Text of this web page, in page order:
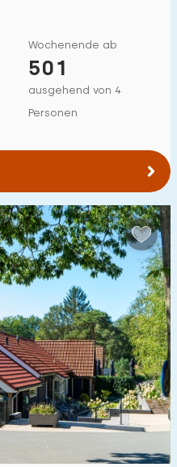
Wochenende ab
501
ausgehend von 4
Personen